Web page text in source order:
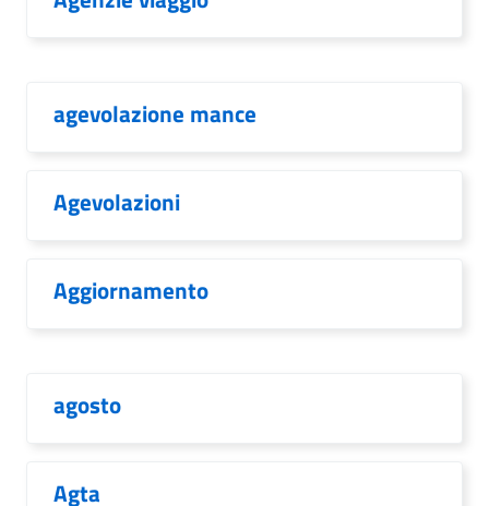
agevolazione mance
Agevolazioni
Aggiornamento
agosto
Agta